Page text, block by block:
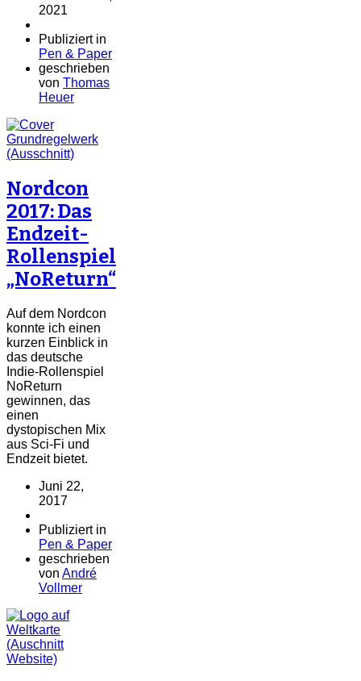
2021
Publiziert in
Pen & Paper
geschrieben
von Thomas
Heuer
Nordcon
2017: Das
Endzeit-
Rollenspiel
„NoReturn“
Auf dem Nordcon
konnte ich einen
kurzen Einblick in
das deutsche
Indie-Rollenspiel
NoReturn
gewinnen, das
einen
dystopischen Mix
aus Sci-Fi und
Endzeit bietet.
Juni 22,
2017
Publiziert in
Pen & Paper
geschrieben
von André
Vollmer